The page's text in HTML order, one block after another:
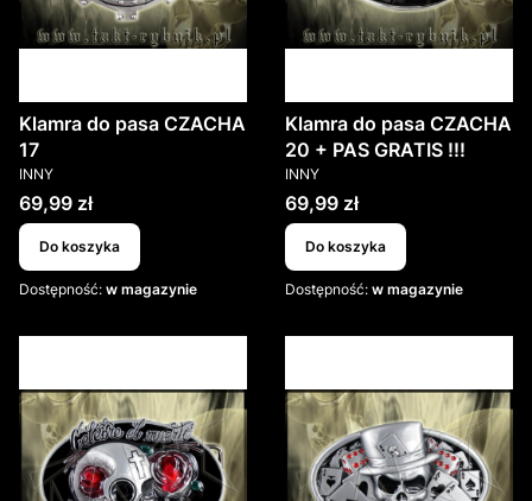
Klamra do pasa CZACHA
17
PRODUCENT
INNY
Cena
69,99 zł
Do koszyka
Dostępność: w magazynie
Klamra do pasa CZACHA
20 + PAS GRATIS !!!
PRODUCENT
INNY
Cena
69,99 zł
Do koszyka
Dostępność: w magazynie